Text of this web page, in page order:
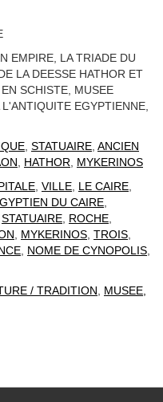
EMPIRE, LA TRIADE DU
LA DEESSE HATHOR ET
SCHISTE, MUSEE
EGYPTIENNE,
, STATUAIRE, ANCIEN
, HATHOR, MYKERINOS
, VILLE, LE CAIRE,
DU CAIRE,
STATUAIRE, ROCHE,
, MYKERINOS, TROIS,
, NOME DE CYNOPOLIS,
/ TRADITION, MUSEE,